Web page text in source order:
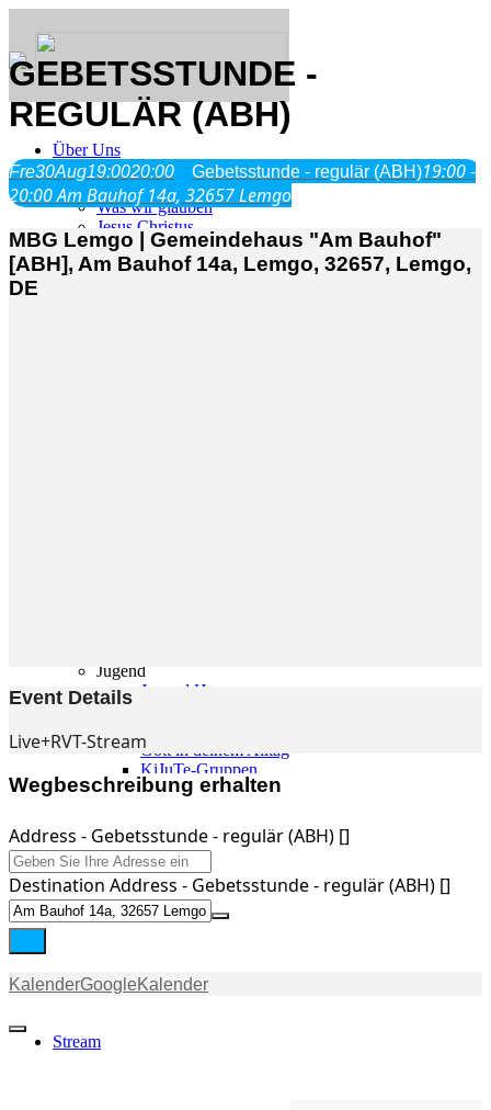
Über Uns
Was wir glauben
Jesus Christus
Geschichte
Jugend
Jugend Home
Gott in deinem Alltag
KiJuTe-Gruppen
Freizeiten 2026
Junge Erwachsene
Junge Erwachsene
Gemeinde Hameln
MBG Hameln
Stream
GEBETSSTUNDE -
REGULÄR (ABH)
Fre30Aug19:0020:00 Gebetsstunde - regulär (ABH)19:00 -
20:00Am Bauhof 14a, 32657 Lemgo
MBG Lemgo | Gemeindehaus "Am Bauhof"
[ABH], Am Bauhof 14a, Lemgo, 32657, Lemgo,
DE
Event Details
Live+RVT-Stream
Wegbeschreibung erhalten
Address - Gebetsstunde - regulär (ABH) []
Destination Address - Gebetsstunde - regulär (ABH) []
KalenderGoogleKalender